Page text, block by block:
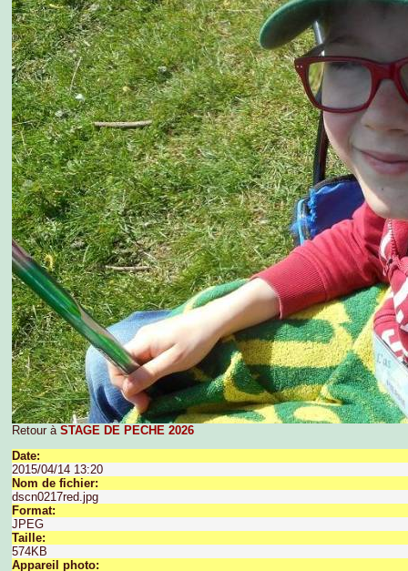
Retour à STAGE DE PECHE 2026
Date:
2015/04/14 13:20
Nom de fichier:
dscn0217red.jpg
Format:
JPEG
Taille:
574KB
Appareil photo: